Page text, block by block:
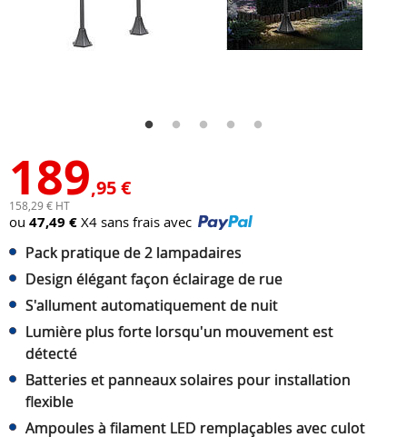
189,95 €
158,29 € HT
ou 47,49 € X4 sans frais avec
Pack pratique de 2 lampadaires
Design élégant façon éclairage de rue
S'allument automatiquement de nuit
Lumière plus forte lorsqu'un mouvement est
détecté
Batteries et panneaux solaires pour installation
flexible
Ampoules à filament LED remplaçables avec culot